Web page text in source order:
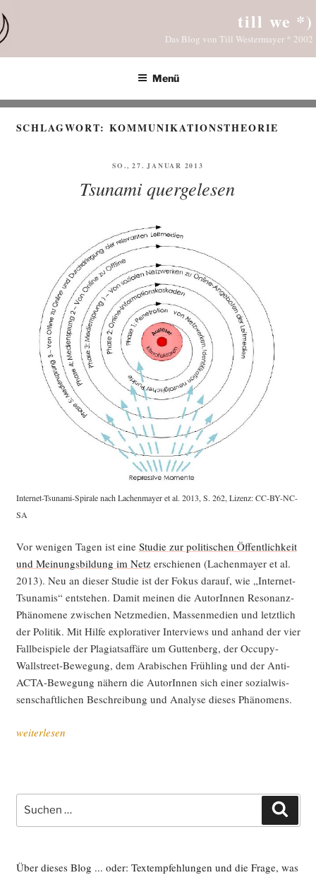
Inhalt
springen
till we *)
Das Blog von Till Westermayer * 2002
Menü
SCHLAGWORT:KOMMUNIKATIONSTHEORIE
VERÖFFENTLICHT
SO., 27. JANUAR 2013
Tsunami quergelesen
Inter­net-Tsu­na­mi-Spi­ra­le nach Lachen­may­er et al. 2013, S. 262, Lizenz: CC-BY-NC-
SA
Vor weni­gen Tagen ist eine Stu­die zur poli­ti­schen Öffent­lich­keit
und Mei­nungs­bil­dung im Netzerschie­nen (Lachen­may­er et al.
2013). Neu an die­ser Stu­die ist der Fokus dar­auf, wie „Inter­net-
Tsu­na­mis“ ent­ste­hen. Damit mei­nen die AutorIn­nen Reso­nanz-
Phä­no­me­ne zwi­schen Netz­me­di­en, Mas­sen­me­di­en und letzt­lich
der Poli­tik. Mit Hil­fe explo­ra­ti­ver Inter­views und anhand der vier
Fall­bei­spie­le der Pla­gi­ats­af­fä­re um Gut­ten­berg, der Occu­py-
Wall­street-Bewe­gung, dem Ara­bi­schen Früh­ling und der Anti-
ACTA-Bewe­gung nähern die AutorIn­nen sich einer sozi­al­wis­
sen­schaft­li­chen Beschrei­bung und Ana­ly­se die­ses Phänomens.
„Tsu­
ge­
le­
weiterlesen
Suche
nach:
Über dieses Blog ... oder: Textempfehlungen und die Frage, was